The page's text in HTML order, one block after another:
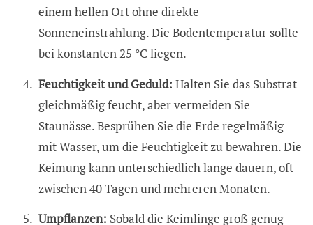
einem hellen Ort ohne direkte
Sonneneinstrahlung. Die Bodentemperatur sollte
bei konstanten 25 °C liegen.
Feuchtigkeit und Geduld: Halten Sie das Substrat
gleichmäßig feucht, aber vermeiden Sie
Staunässe. Besprühen Sie die Erde regelmäßig
mit Wasser, um die Feuchtigkeit zu bewahren. Die
Keimung kann unterschiedlich lange dauern, oft
zwischen 40 Tagen und mehreren Monaten.
Umpflanzen: Sobald die Keimlinge groß genug